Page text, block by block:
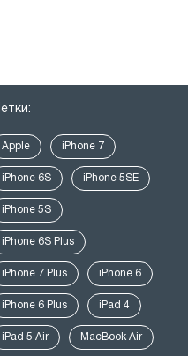
Apple iPhone 7
iPhone 6S iPhone 5SE
iPhone 5S
iPhone 6S Plus
iPhone 7 Plus iPhone 6
iPhone 6 Plus iPad 4
iPad 5 Air MacBook Air